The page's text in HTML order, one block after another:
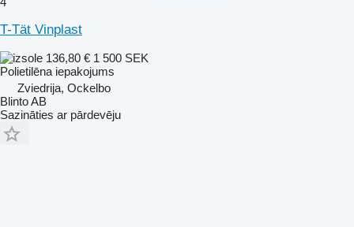
T-Tät Vinplast
136,80 € 1 500 SEK
Polietilēna iepakojums
Zviedrija, Ockelbo
Blinto AB
Sazināties ar pārdevēju